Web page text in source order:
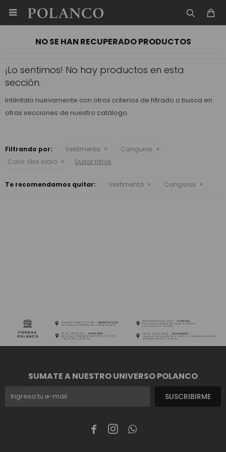

NO SE HAN RECUPERADO PRODUCTOS
¡Lo sentimos! No hay productos en esta
sección.
Inténtalo nuevamente con otros criterios de filtrado o busca en
otras secciones de nuestro catálogo.
Filtrando por: Vestimenta
Canguros
Color: Gris claro Quitar filtros
Te recomendamos quitar: Vestimenta Canguros
  
SUMATE A NUESTRO UNIVERSO POLANCO
SUSCRIBIRME